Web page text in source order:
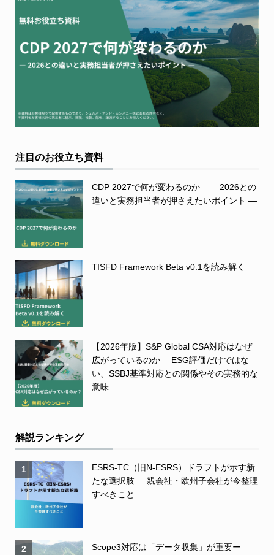
注目のお役立ち資料
CDP 2027で何が変わるのか ― 2026との
違いと実務担当者が押さえたいポイント ―
TISFD Framework Beta v0.1を読み解く
【2026年版】S&P Global CSA対応はなぜ
広がっているのか― ESG評価だけではな
い、SSBJ基準対応との関係やその実務的な
意味 ―
解説ランキング
1
ESRS-TC（旧N-ESRS）ドラフトが示す新
たな選択肢──親会社・欧州子会社が今整理
すべきこと
2
Scope3対応は「データ収集」が重要ー